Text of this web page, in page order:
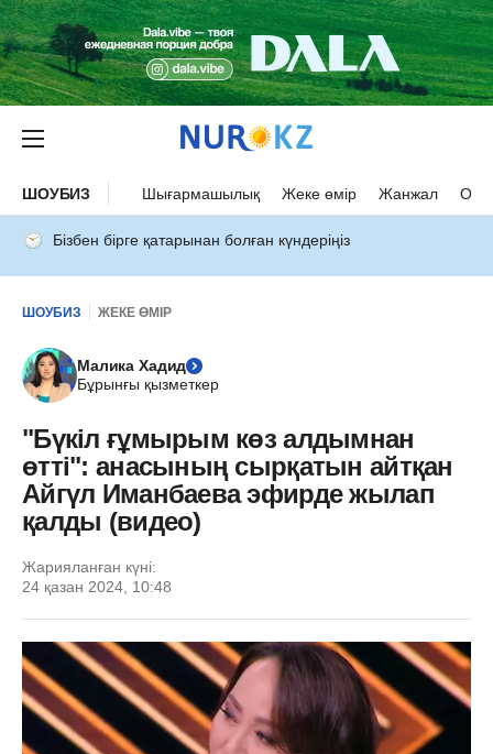
ШОУБИЗ Шығармашылық Жеке өмір Жанжал
Бізбен бірге қатарынан болған күндеріңіз
ШОУБИЗ ЖЕКЕ ӨМІР
Малика Хадид
Бұрынғы қызметкер
"Бүкіл ғұмырым көз алдымнан
өтті": анасының сырқатын айтқан
Айгүл Иманбаева эфирде жылап
қалды (видео)
Жарияланған күні:
24 қазан 2024, 10:48